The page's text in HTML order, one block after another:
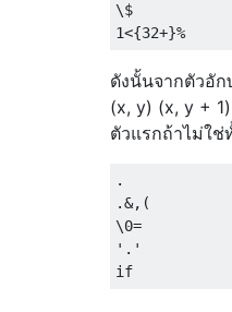
\$
ดังนั้นจากตัวอั
(x, y) (x, y +
ตัวแรกถ้าไม่ใช่
.
.&,(
\0=
'.'